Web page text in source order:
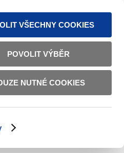
VŠECHNY COOKIES
POVOLIT VÝBĚR
NUTNÉ COOKIES
ČESKY ENGLISH
BILATERAL RELATIONS